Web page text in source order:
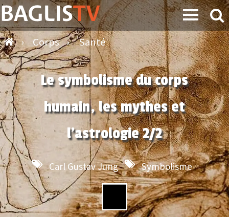
› Corps › Santé
Le symbolisme du corps
humain, les mythes et
l'astrologie 2/2
Carl Gustav Jung Symbolisme